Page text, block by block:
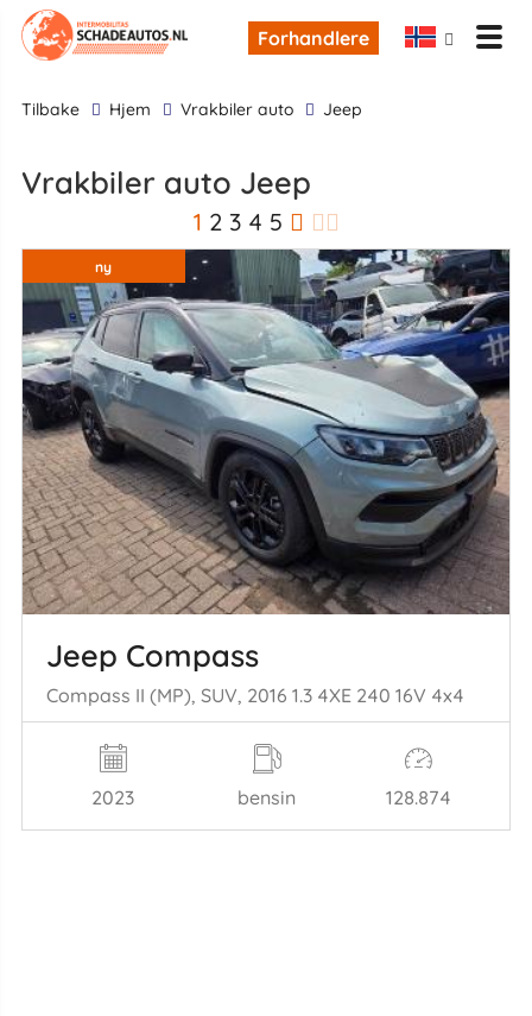
Forhandlere
tilbake Hjem Vrakbiler auto Jeep
Vrakbiler auto Jeep
1 2 3 4 5
ny
Jeep Compass
Compass II (MP), SUV, 2016 1.3 4XE 240 16V 4x4
2023 bensin 128.874